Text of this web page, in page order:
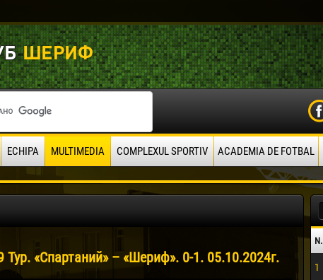
ECHIPA MULTIMEDIA COMPLEXUL SPORTIV ACADEMIA DE FOTBAL
Тур. «Спартаний» – «Шериф». 0-1. 05.10.2024г.
N.
1